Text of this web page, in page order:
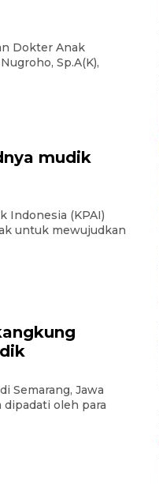
Dokter Anak
Sp.A(K),
mudik
Indonesia (KPAI)
untuk mewujudkan
Semarang, Jawa
oleh para